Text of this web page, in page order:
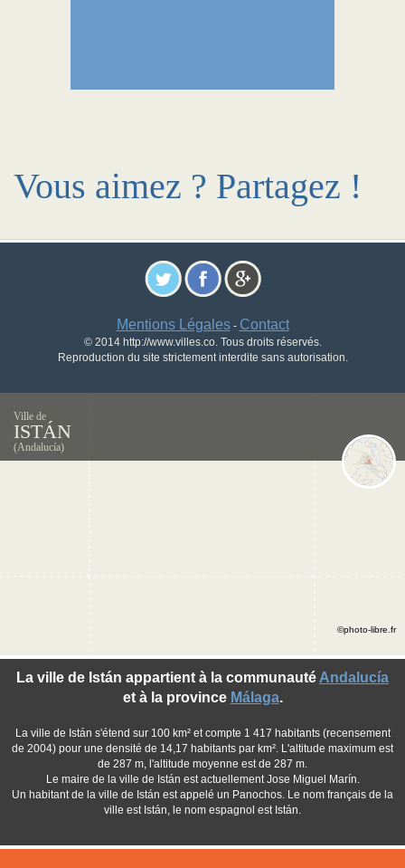
Vous aimez ? Partagez !
Mentions Légales- Contact
© 2014 http://www.villes.co. Tous droits réservés.
Reproduction du site strictement interdite sans autorisation.
Ville de
ISTÁN
(Andalucía)
La ville de Istán appartient à la communauté Andalucía
et à la province Málaga.
La ville de Istán s'étend sur 100 km² et compte 1 417 habitants (recensement
de 2004) pour une densité de 14,17 habitants par km². L'altitude maximum est
de 287 m, l'altitude moyenne est de 287 m.
Le maire de la ville de Istán est actuellement Jose Miguel Marín.
Un habitant de la ville de Istán est appelé un Panochos. Le nom français de la
ville est Istán, le nom espagnol est Istán.
©photo-libre.fr